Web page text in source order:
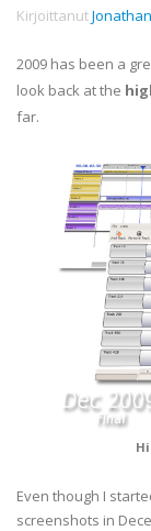
KirjoittanutJonathan
2009 has been a
look back at the
far.
Even though I
screenshots in